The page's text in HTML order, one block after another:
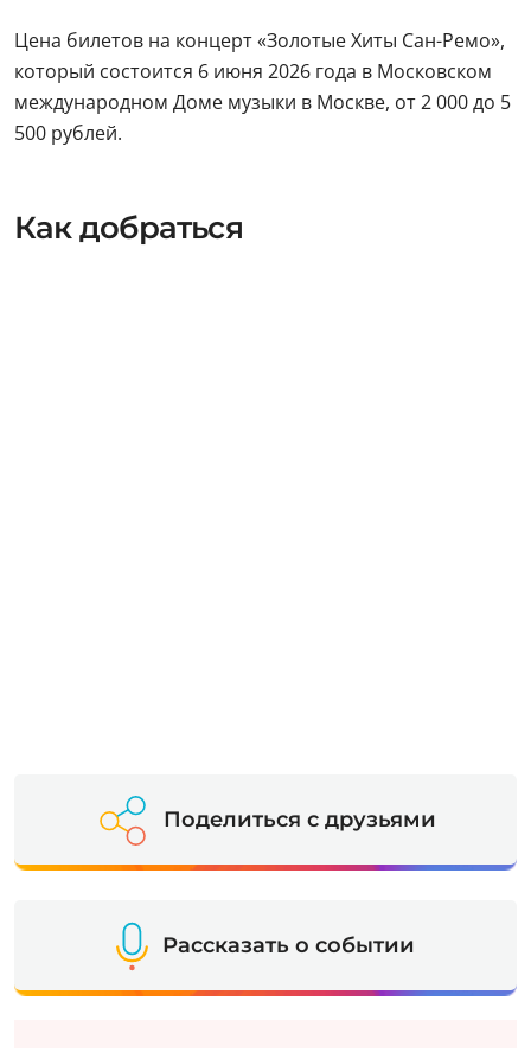
Цена билетов на концерт «Золотые Хиты Сан-Ремо»,
который состоится 6 июня 2026 года в Московском
международном Доме музыки в Москве, от 2 000 до 5
500 рублей.
Как добраться
Поделиться с друзьями
Рассказать о событии